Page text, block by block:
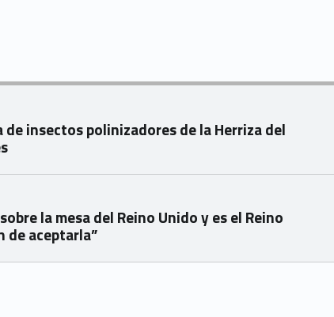
de insectos polinizadores de la Herriza del
la mesa del Reino Unido y es el Reino
de aceptarla”